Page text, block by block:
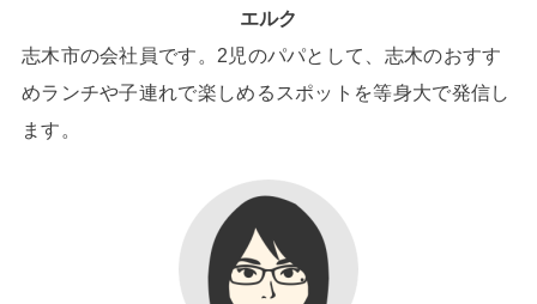
エルク
志木市の会社員です。2児のパパとして、志木のおすす
めランチや子連れで楽しめるスポットを等身大で発信し
ます。